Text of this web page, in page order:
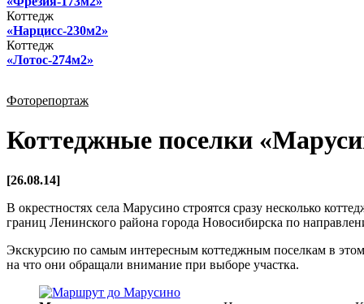
Коттедж
«Нарцисс-230м2»
Коттедж
«Лотос-274м2»
Фоторепортаж
Коттеджные поселки
[26.08.14]
В окрестностях села Марусино строятся сразу несколько
границ Ленинского района города Новосибирска по
Экскурсию по самым интересным коттеджным поселкам в
на что они обращали внимание при выборе участка.